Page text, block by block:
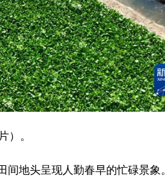
。
地头呈现人勤春早的忙碌景象。